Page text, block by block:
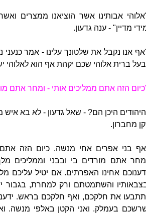
אבותינו אשר הוציאנו ממצרים
מדיין" - ענה גדעון.
אנו נקבל את שלטונך עלינו - אמר
ברית אלוהי שכם יקהת אף הוא לאלוהי
הזה אתם ממליכים אותי - ומחר אתם
היכן הם? - שאל גדעון - לא בא
מחברון.
בני אפרים אחי מנשה. כיום הזה אתם
אתם מורדים בי ובבני וממליכים
אחינו האפרתים. אם יטיל עליכם
והשתמטתם ורק למחרת, בגבור
את חלקכם, ואף חלקכם בראש.
בעמלק. ואני הקטן באלפי מנשה.